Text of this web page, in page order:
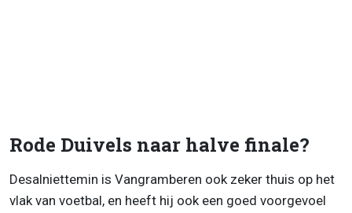
Rode Duivels naar halve finale?
Desalniettemin is Vangramberen ook zeker thuis op het
vlak van voetbal, en heeft hij ook een goed voorgevoel